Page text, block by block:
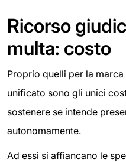
Ricorso
multa: costo
Proprio quelli per la
unificato sono gli unici
sostenere se intende
autonomamente.
Ad essi si affiancano le